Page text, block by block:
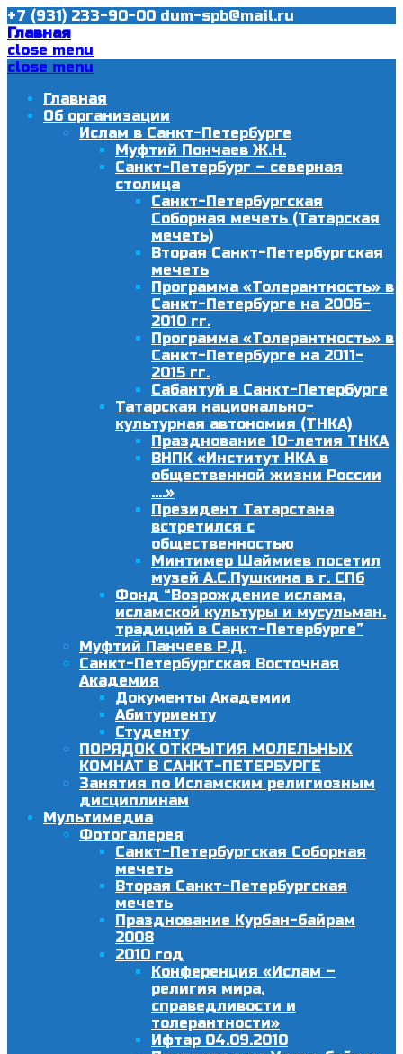
+7 (931) 233-90-00 dum-spb@mail.ru
Главная
close menu
close menu
Главная
Об организации
Ислам в Санкт-Петербурге
Муфтий Пончаев Ж.Н.
Санкт-Петербург – северная
столица
Санкт-Петербургская
Соборная мечеть (Татарская
мечеть)
Вторая Санкт-Петербургская
мечеть
Программа «Толерантность» в
Санкт-Петербурге на 2006-
2010 гг.
Программа «Толерантность» в
Санкт-Петербурге на 2011-
2015 гг.
Сабантуй в Санкт-Петербурге
Татарская национально-
культурная автономия (ТНКА)
Празднование 10-летия ТНКА
ВНПК «Институт НКА в
общественной жизни России
….»
Президент Татарстана
встретился с
общественностью
Минтимер Шаймиев посетил
музей А.С.Пушкина в г. СПб
Фонд “Возрождение ислама,
исламской культуры и мусульман.
традиций в Санкт-Петербурге”
Муфтий Панчеев Р.Д.
Санкт-Петербургская Восточная
Академия
Документы Академии
Абитуриенту
Студенту
ПОРЯДОК ОТКРЫТИЯ МОЛЕЛЬНЫХ
КОМНАТ В САНКТ-ПЕТЕРБУРГЕ
Занятия по Исламским религиозным
дисциплинам
Мультимедиа
Фотогалерея
Санкт-Петербургская Соборная
мечеть
Вторая Санкт-Петербургская
мечеть
Празднование Курбан-байрам
2008
2010 год
Конференция «Ислам –
религия мира,
справедливости и
толерантности»
Ифтар 04.09.2010